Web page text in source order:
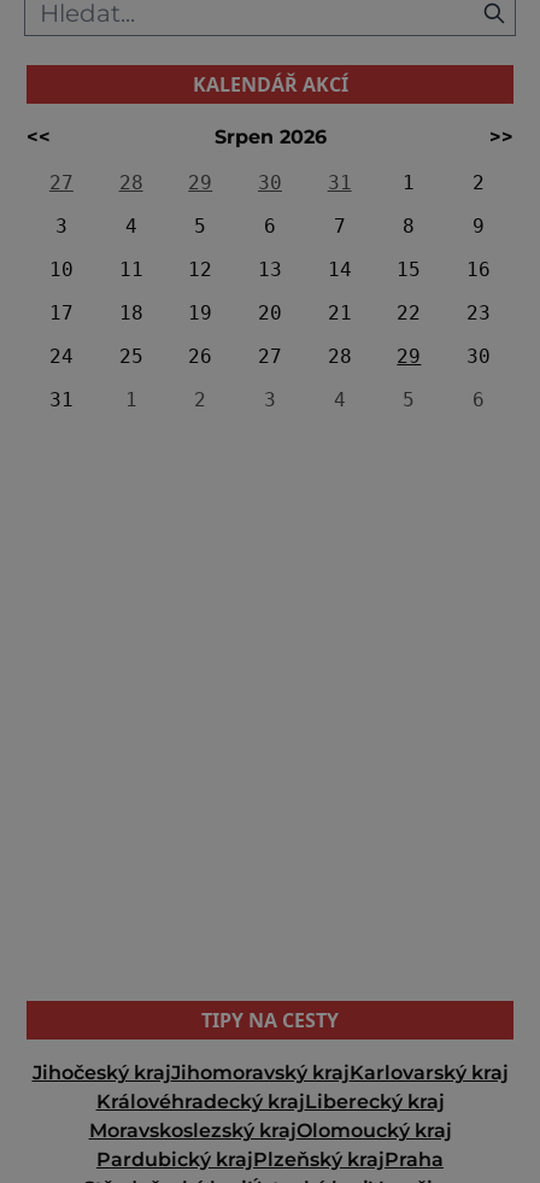
KALENDÁŘ AKCÍ
<< Srpen 2026
>>
27
28 29 30 31 1
2
3
4 5 6 7 8
9
10
11 12 13 14 15
16
17
18 19 20 21 22
23
24
25 26 27 28 29
30
31
1 2 3 4 5 6
TIPY NA CESTY
Jihočeský krajJihomoravský krajKarlovarský kraj
Královéhradecký krajLiberecký kraj
Moravskoslezský krajOlomoucký kraj
Pardubický krajPlzeňský krajPraha